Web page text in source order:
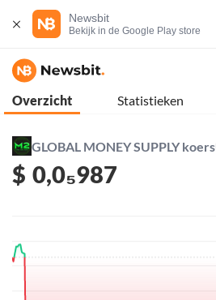
Newsbit
Bekijk in de Google Play store
Overzicht Statistieken
GLOBAL MONEY SUPPLY koers
$ 0,0₅987